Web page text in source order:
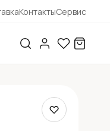
КонтактыСервис